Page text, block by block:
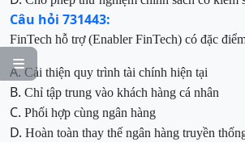

Câu hỏi 731443:
FinTech hỗ trợ (Enabler FinTech) có đặc
A.Cải thiện quy trình tài chính hiện tại
B. Chỉ tập trung vào khách hàng cá nhân
C. Phối hợp cùng ngân hàng
D. Hoàn toàn thay thế ngân hàng truyền